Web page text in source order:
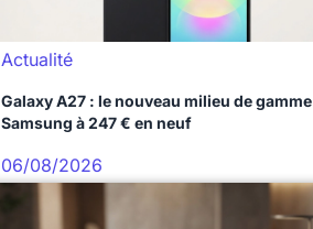
Actualité
Galaxy A27 : le nouveau milieu de gamme
Samsung à 247 € en neuf
06/08/2026